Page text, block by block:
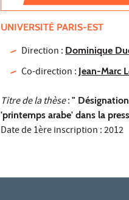
UNIVERSITÉ PARIS-EST
Direction :Dominique
Co-direction :Jean-Marc
Titre de la thèse: "
'printemps arabe' dans la
Date de 1ère inscription : 2012